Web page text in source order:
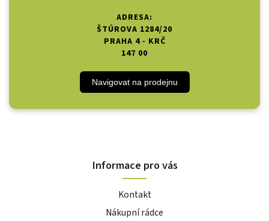
ADRESA:
ŠTÚROVA 1284/20
PRAHA 4 - KRČ
147 00
Navigovat na prodejnu
Informace pro vás
Kontakt
Nákupní rádce